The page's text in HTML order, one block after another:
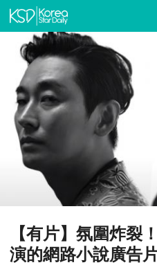
【有片】氛圍炸裂
演的網路小說廣告